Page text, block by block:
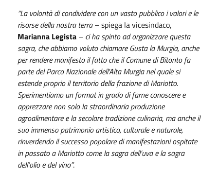
“La volontà di condividere con un vasto pubblico i valori e le
risorse della nostra terra– spiega la vicesindaco,
Marianna Legista – ci ha spinto ad organizzare questa
sagra, che abbiamo voluto chiamare Gusta la Murgia, anche
per rendere manifesto il fatto che il Comune di Bitonto fa
parte del Parco Nazionale dell'Alta Murgia nel quale si
estende proprio il territorio della frazione di Mariotto.
Sperimentiamo un format in grado di farne conoscere e
apprezzare non solo la straordinaria produzione
agroalimentare e la secolare tradizione culinaria, ma anche il
suo immenso patrimonio artistico, culturale e naturale,
rinverdendo il successo popolare di manifestazioni ospitate
in passato a Mariotto come la sagra dell’uva e la sagra
dell’olio e del vino”.